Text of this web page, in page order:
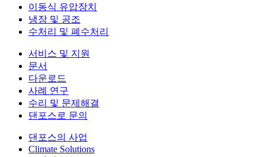
이동식 유압장치
냉장 및 공조
수처리 및 폐수처리
서비스 및 지원
문서
다운로드
사례 연구
수리 및 문제해결
댄포스로 문의
댄포스의 사업
Climate Solutions